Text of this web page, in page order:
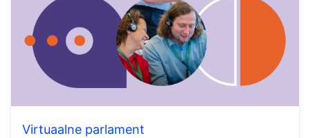
Virtuaalne parlament